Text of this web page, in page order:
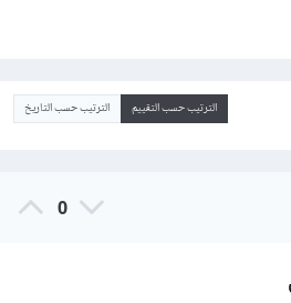
الترتيب حسب التقييم الترتيب حسب التاريخ
0